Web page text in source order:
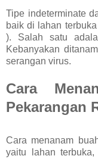
Tipe indeterminate
baik di lahan
). Salah satu
Kebanyakan
serangan virus.
Cara
Pekarangan
Cara menanam
yaitu lahan